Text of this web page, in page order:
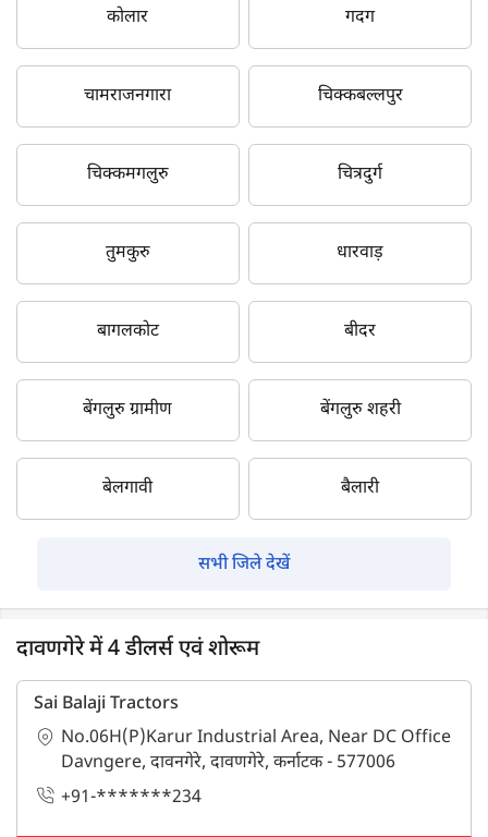
कोलार गदग
चामराजनगारा चिक्कबल्लपुर
चिक्कमगलुरु चित्रदुर्ग
तुमकुरु धारवाड़
बागलकोट बीदर
बेंगलुरु ग्रामीण बेंगलुरु शहरी
बेलगावी बैलारी
सभी जिले देखें
दावणगेरे में 4 डीलर्स एवं शोरूम
Sai Balaji Tractors
No.06H(P)Karur Industrial Area, Near DC Office
Davngere, दावनगेरे, दावणगेरे, कर्नाटक - 577006
+91-*******234